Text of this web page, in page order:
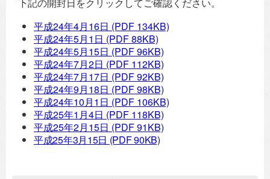
平成24年4月16日 (PDF 134KB)
平成24年5月1日 (PDF 88KB)
平成24年5月15日 (PDF 96KB)
平成24年7月2日 (PDF 112KB)
平成24年7月17日 (PDF 92KB)
平成24年9月18日 (PDF 98KB)
平成24年10月1日 (PDF 106KB)
平成25年1月4日 (PDF 118KB)
平成25年2月15日 (PDF 91KB)
平成25年3月15日 (PDF 90KB)